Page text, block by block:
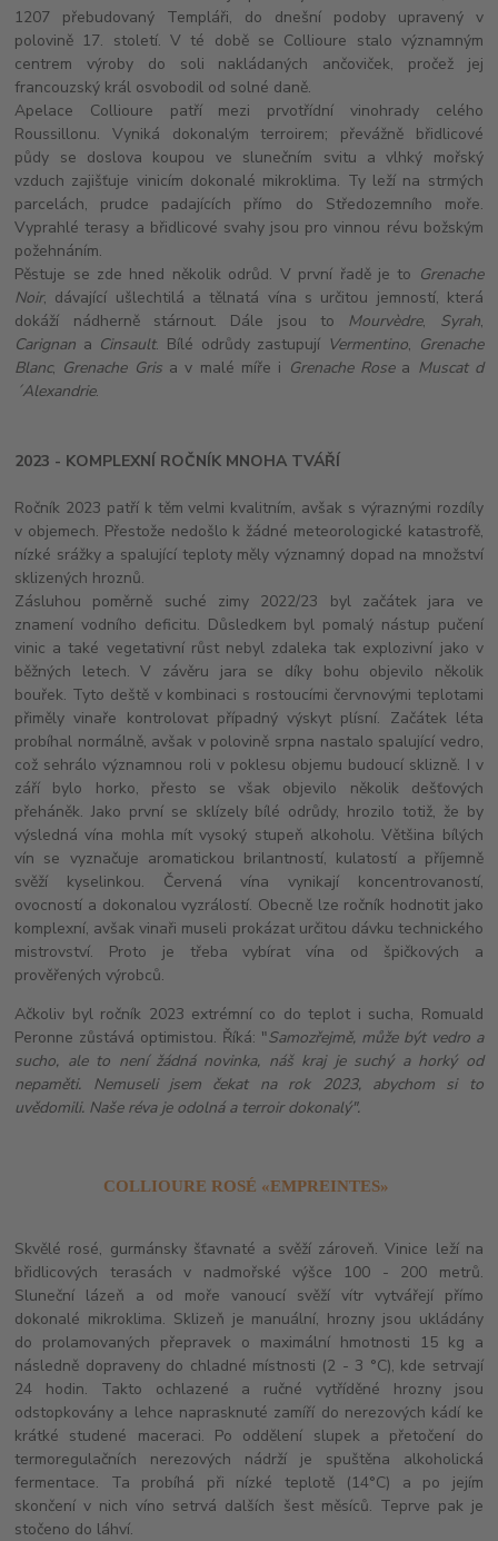
1207 přebudovaný Templáři, do dnešní podoby upravený v
polovině 17. století. V té době se Collioure stalo významným
centrem výroby do soli nakládaných ančoviček, pročež jej
francouzský král osvobodil od solné daně.
Apelace Collioure patří mezi prvotřídní vinohrady celého
Roussillonu. Vyniká dokonalým terroirem; převážně břidlicové
půdy se doslova koupou ve slunečním svitu a vlhký mořský
vzduch zajišťuje vinicím dokonalé mikroklima. Ty leží na strmých
parcelách, prudce padajících přímo do Středozemního moře.
Vyprahlé terasy a břidlicové svahy jsou pro vinnou révu božským
požehnáním.
Pěstuje se zde hned několik odrůd. V první řadě je to Grenache
Noir, dávající ušlechtilá a tělnatá vína s určitou jemností, která
dokáží nádherně stárnout. Dále jsou to Mourvèdre, Syrah,
Carignan a Cinsault. Bílé odrůdy zastupují Vermentino, Grenache
Blanc, Grenache Grisa v malé míře i Grenache Rosea Muscat d
´Alexandrie.
2023 - KOMPLEXNÍ ROČNÍK MNOHA TVÁŘÍ
Ročník 2023 patří k těm velmi kvalitním, avšak s výraznými rozdíly
v objemech. Přestože nedošlo k žádné meteorologické katastrofě,
nízké srážky a spalující teploty měly významný dopad na množství
sklizených hroznů.
Zásluhou poměrně suché zimy 2022/23 byl začátek jara ve
znamení vodního deficitu. Důsledkem byl pomalý nástup pučení
vinic a také vegetativní růst nebyl zdaleka tak explozivní jako v
běžných letech. V závěru jara se díky bohu objevilo několik
bouřek. Tyto deště v kombinaci s rostoucími červnovými teplotami
přiměly vinaře kontrolovat případný výskyt plísní. Začátek léta
probíhal normálně, avšak v polovině srpna nastalo spalující vedro,
což sehrálo významnou roli v poklesu objemu budoucí sklizně. I v
září bylo horko, přesto se však objevilo několik dešťových
přeháněk. Jako první se sklízely bílé odrůdy, hrozilo totiž, že by
výsledná vína mohla mít vysoký stupeň alkoholu. Většina bílých
vín se vyznačuje aromatickou brilantností, kulatostí a příjemně
svěží kyselinkou. Červená vína vynikají koncentrovaností,
ovocností a dokonalou vyzrálostí. Obecně lze ročník hodnotit jako
komplexní, avšak vinaři museli prokázat určitou dávku technického
mistrovství. Proto je třeba vybírat vína od špičkových a
prověřených výrobců.
Ačkoliv byl ročník 2023 extrémní co do teplot i sucha, Romuald
Peronne zůstává optimistou. Říká: "Samozřejmě, může být vedro a
sucho, ale to není žádná novinka, náš kraj je suchý a horký od
nepaměti. Nemuseli jsem čekat na rok 2023, abychom si to
uvědomili. Naše réva je odolná a terroir dokonalý".
COLLIOURE ROSÉ «EMPREINTES»
Skvělé rosé, gurmánsky šťavnaté a svěží zároveň. Vinice leží na
břidlicových terasách v nadmořské výšce 100 - 200 metrů.
Sluneční lázeň a od moře vanoucí svěží vítr vytvářejí přímo
dokonalé mikroklima. Sklizeň je manuální, hrozny jsou ukládány
do prolamovaných přepravek o maximální hmotnosti 15 kg a
následně dopraveny do chladné místnosti (2 - 3 °C), kde setrvají
24 hodin. Takto ochlazené a ručné vytříděné hrozny jsou
odstopkovány a lehce naprasknuté zamíří do nerezových kádí ke
krátké studené maceraci. Po oddělení slupek a přetočení do
termoregulačních nerezových nádrží je spuštěna alkoholická
fermentace. Ta probíhá při nízké teplotě (14°C) a po jejím
skončení v nich víno setrvá dalších šest měsíců. Teprve pak je
stočeno do láhví.